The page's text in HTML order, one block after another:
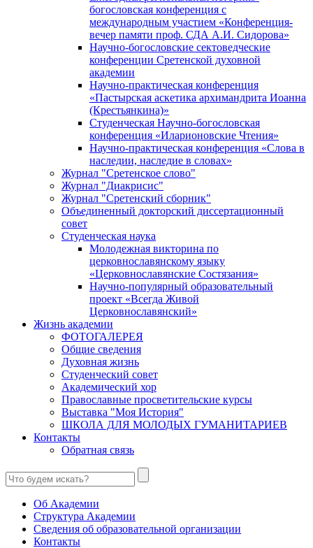
богословская конференция с
международным участием «Конференция-
вечер памяти проф. СДА А.И. Сидорова»
Научно-богословские сектоведческие
конференции Сретенской духовной
академии
Научно-практическая конференция
«Пастырская аскетика архимандрита Иоанна
(Крестьянкина)»
Студенческая Научно-богословская
конференция «Иларионовские Чтения»
Научно-практическая конференция «Cлова в
наследии, наследие в словах»
Журнал "Сретенское слово"
Журнал "Диакрисис"
Журнал "Сретенский сборник"
Объединенный докторский диссертационный
совет
Студенческая наука
Молодежная викторина по
церковнославянскому языку
«Церковнославянские Состязания»
Научно-популярный образовательный
проект «Всегда Живой
Церковнославянский»
Жизнь академии
ФОТОГАЛЕРЕЯ
Общие сведения
Духовная жизнь
Студенческий совет
Академический хор
Православные просветительские курсы
Выставка "Моя История"
ШКОЛА ДЛЯ МОЛОДЫХ ГУМАНИТАРИЕВ
Контакты
Обратная связь
Об Академии
Структура Академии
Сведения об образовательной организации
Контакты